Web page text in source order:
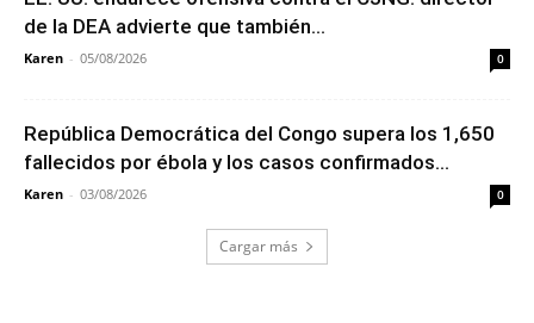
de la DEA advierte que también...
Karen - 05/08/2026 0
República Democrática del Congo supera los 1,650
fallecidos por ébola y los casos confirmados...
Karen - 03/08/2026 0
Cargar más